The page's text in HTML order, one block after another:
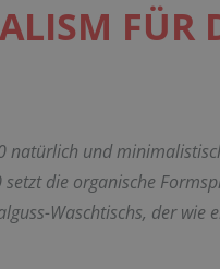
FÜR
natürlich und
die organische
Waschtischs, der wie